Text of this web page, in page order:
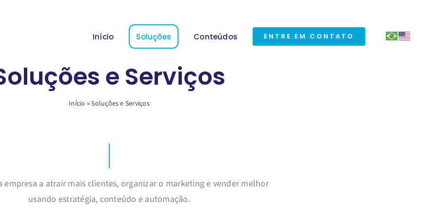
Início Soluções Conteúdos ENTRE EM CONTATO
e Serviços
Início »Soluções e Serviços
empresa a atrair mais clientes, organizar o marketing e vender melhor
usando estratégia, conteúdo e automação.